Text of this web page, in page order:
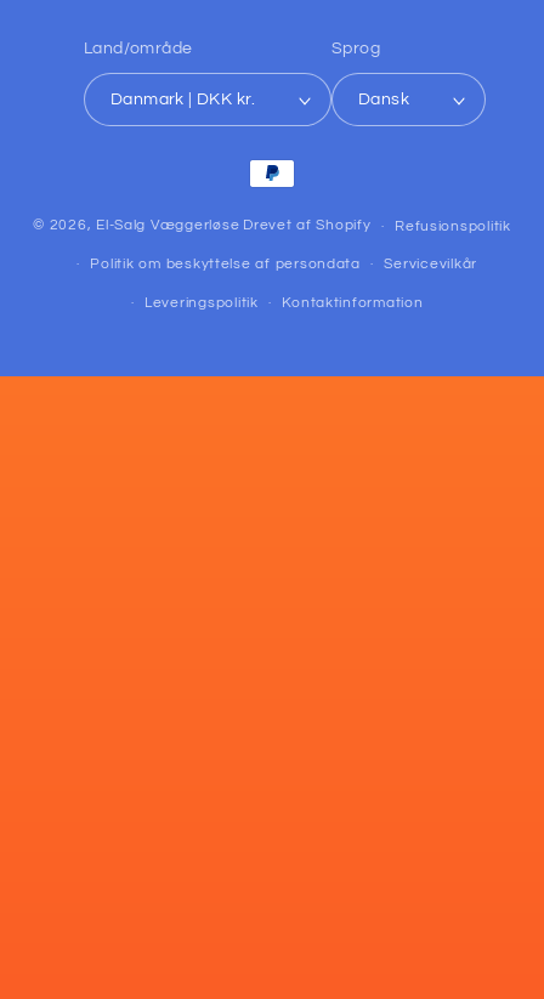
Land/område
Danmark | DKK kr.
Sprog
Dansk
Betalingsmetoder
© 2026, El-Salg Væggerløse Drevet af Shopify Refusionspolitik
Politik om beskyttelse af persondata Servicevilkår
Leveringspolitik Kontaktinformation